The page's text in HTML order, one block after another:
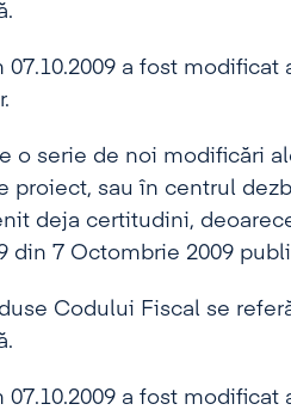
a fost
o serie de noi modificări
proiect, sau în centrul
deja certitudini,
din 7 Octombrie 2009
Codului Fiscal se
a fost